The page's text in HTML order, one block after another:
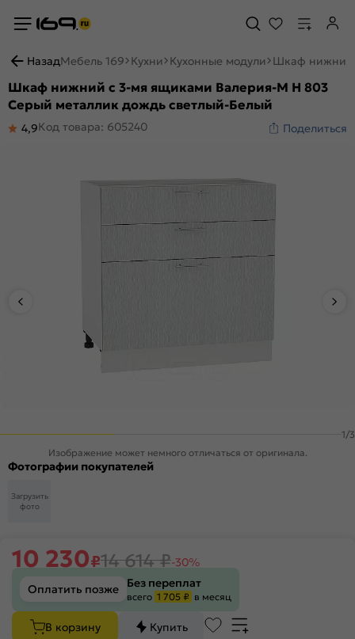
НазадМебель 169 Кухни Кухонные модули Шкаф нижний
Шкаф нижний с 3-мя ящиками Валерия-М Н 803
Серый металлик дождь светлый-Белый
4,9Код товара: 605240 Поделиться
1/3
Изображение может немного отличаться от оригинала.
Фотографии покупателей
Загрузить
фото
10 230₽14 614₽-30%
Оплатить позже
Без переплат
всего 1 705 ₽ в месяц
В корзину
Купить